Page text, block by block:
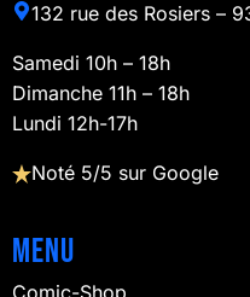
132 rue des Rosiers –
Samedi 10h – 18h
Dimanche 11h – 18h
Lundi 12h-17h
Noté 5/5 sur Google
Menu
Comic-Shop